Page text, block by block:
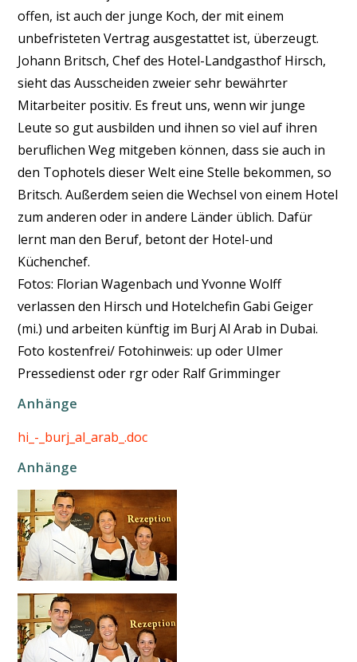
offen, ist auch der junge Koch, der mit einem
unbefristeten Vertrag ausgestattet ist, überzeugt.
Johann Britsch, Chef des Hotel-Landgasthof Hirsch,
sieht das Ausscheiden zweier sehr bewährter
Mitarbeiter positiv. Es freut uns, wenn wir junge
Leute so gut ausbilden und ihnen so viel auf ihren
beruflichen Weg mitgeben können, dass sie auch in
den Tophotels dieser Welt eine Stelle bekommen, so
Britsch. Außerdem seien die Wechsel von einem Hotel
zum anderen oder in andere Länder üblich. Dafür
lernt man den Beruf, betont der Hotel-und
Küchenchef.
Fotos: Florian Wagenbach und Yvonne Wolff
verlassen den Hirsch und Hotelchefin Gabi Geiger
(mi.) und arbeiten künftig im Burj Al Arab in Dubai.
Foto kostenfrei/ Fotohinweis: up oder Ulmer
Pressedienst oder rgr oder Ralf Grimminger
Anhänge
hi_-_burj_al_arab_.doc
Anhänge